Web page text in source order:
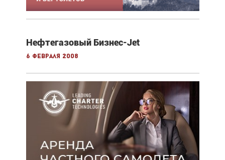
Нефтегазовый Бизнес-Jet
6 февраля 2008